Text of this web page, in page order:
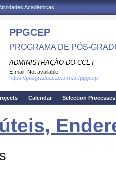
Acadêmicas
PPGCEP
PROGRAMA DE PÓS-
ADMINISTRAÇÃO DO CCET
E-mail: Not available
https://posgraduacao.ufrn.br/ppgcep
Calendar Selection Processes